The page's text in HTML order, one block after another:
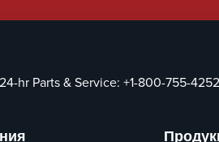
24-hr Parts & Service: +1-800-755-4252